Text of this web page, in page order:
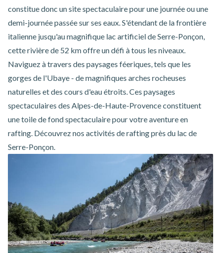
constitue donc un site spectaculaire pour une journée ou une
demi-journée passée sur ses eaux. S'étendant de la frontière
italienne jusqu'au magnifique lac artificiel de Serre-Ponçon,
cette rivière de 52 km offre un défi à tous les niveaux.
Naviguez à travers des paysages féeriques, tels que les
gorges de l'Ubaye - de magnifiques arches rocheuses
naturelles et des cours d'eau étroits. Ces paysages
spectaculaires des Alpes-de-Haute-Provence constituent
une toile de fond spectaculaire pour votre aventure en
rafting. Découvrez nos activités de rafting près du lac de
Serre-Ponçon